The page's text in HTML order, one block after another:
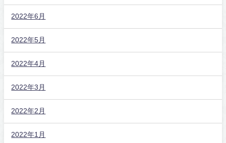
2022年6月
2022年5月
2022年4月
2022年3月
2022年2月
2022年1月